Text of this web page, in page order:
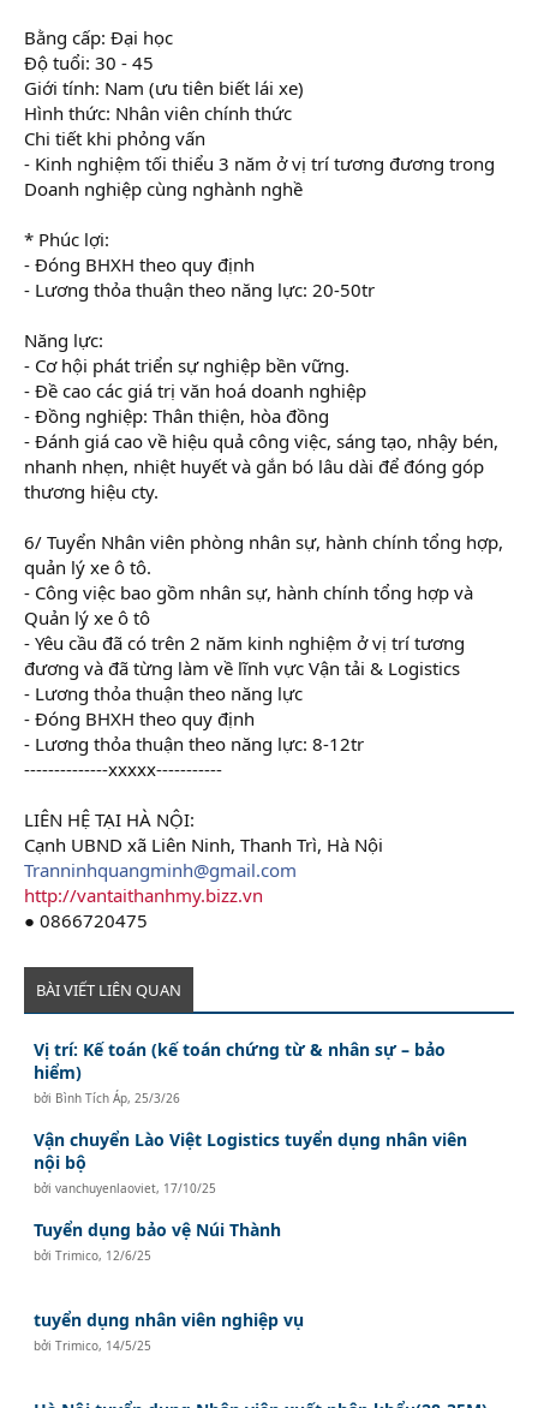
Bằng cấp: Đại học
Độ tuổi: 30 - 45
Giới tính: Nam (ưu tiên biết lái xe)
Hình thức: Nhân viên chính thức
Chi tiết khi phỏng vấn
- Kinh nghiệm tối thiểu 3 năm ở vị trí tương đương trong
Doanh nghiệp cùng nghành nghề
* Phúc lợi:
- Đóng BHXH theo quy định
- Lương thỏa thuận theo năng lực: 20-50tr
Năng lực:
- Cơ hội phát triển sự nghiệp bền vững.
- Đề cao các giá trị văn hoá doanh nghiệp
- Đồng nghiệp: Thân thiện, hòa đồng
- Đánh giá cao về hiệu quả công việc, sáng tạo, nhậy bén,
nhanh nhẹn, nhiệt huyết và gắn bó lâu dài để đóng góp
thương hiệu cty.
6/ Tuyển Nhân viên phòng nhân sự, hành chính tổng hợp,
quản lý xe ô tô.
- Công việc bao gồm nhân sự, hành chính tổng hợp và
Quản lý xe ô tô
- Yêu cầu đã có trên 2 năm kinh nghiệm ở vị trí tương
đương và đã từng làm về lĩnh vực Vận tải & Logistics
- Lương thỏa thuận theo năng lực
- Đóng BHXH theo quy định
- Lương thỏa thuận theo năng lực: 8-12tr
--------------xxxxx-----------
LIÊN HỆ TẠI HÀ NỘI:
Cạnh UBND xã Liên Ninh, Thanh Trì, Hà Nội
Tranninhquangminh@gmail.com
http://vantaithanhmy.bizz.vn
● 0866720475
BÀI VIẾT LIÊN QUAN
Vị trí: Kế toán (kế toán chứng từ & nhân sự – bảo
hiểm)
bởi Bình Tích Áp, 25/3/26
Vận chuyển Lào Việt Logistics tuyển dụng nhân viên
nội bộ
bởivanchuyenlaoviet, 17/10/25
Tuyển dụng bảo vệ Núi Thành
bởiTrimico, 12/6/25
tuyển dụng nhân viên nghiệp vụ
bởiTrimico, 14/5/25